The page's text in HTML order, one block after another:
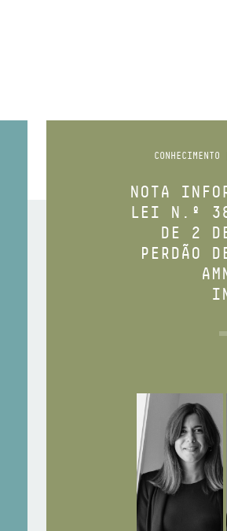
NOTA
LEI N.º
DE 2
PERDÃO